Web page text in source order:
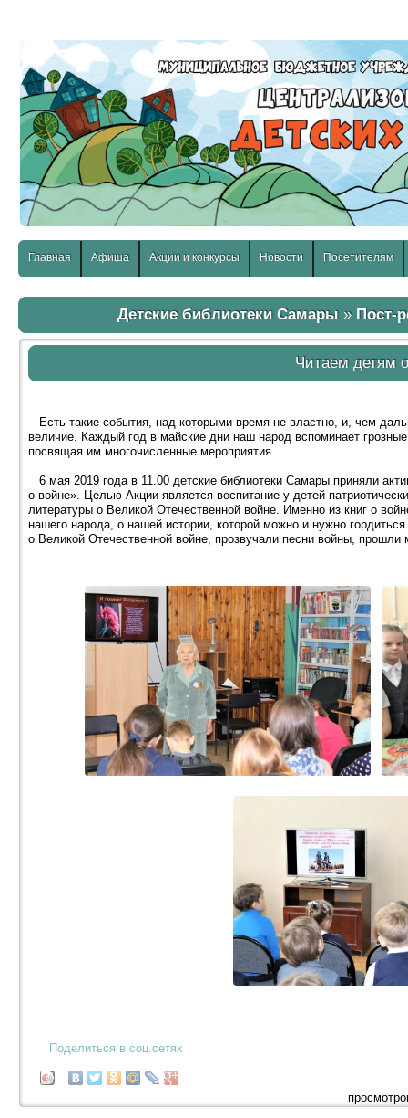
Главная Афиша Акции и конкурсы Новости Посетителям
Детские библиотеки Самары » Пост-
Читаем детям
Есть такие события, над которыми время не властно, и, чем
величие. Каждый год в майские дни наш народ вспоминает
посвящая им многочисленные мероприятия.
6 мая 2019 года в 11.00 детские библиотеки Самары приняли
о войне». Целью Акции является воспитание у детей
литературы о Великой Отечественной войне. Именно из книг о
нашего народа, о нашей истории, которой можно и нужно
о Великой Отечественной войне, прозвучали песни войны, прошли
Поделиться в соц.сетях